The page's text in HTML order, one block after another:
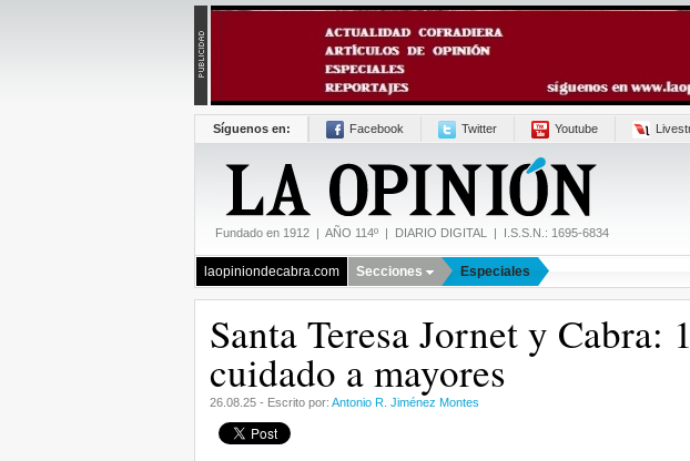
Síguenos en: Facebook Twitter Youtube
Fundado en 1912 | AÑO 114º | DIARIO DIGITAL | I.S.S.N.: 1695-6834
laopiniondecabra.com Secciones Especiales
Santa Teresa Jornet y Cabra:
cuidado a mayores
26.08.25 - Escrito por: Antonio R. Jiménez Montes